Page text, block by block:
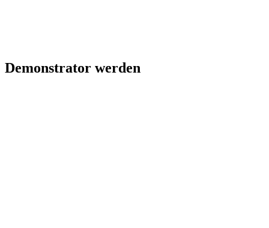
Demonstrator werden